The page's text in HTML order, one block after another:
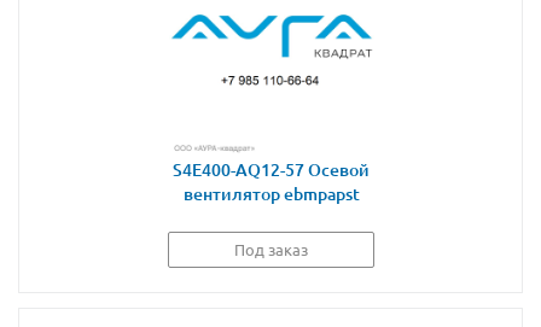
S4E400-AQ12-57 Осевой
вентилятор ebmpapst
Под заказ